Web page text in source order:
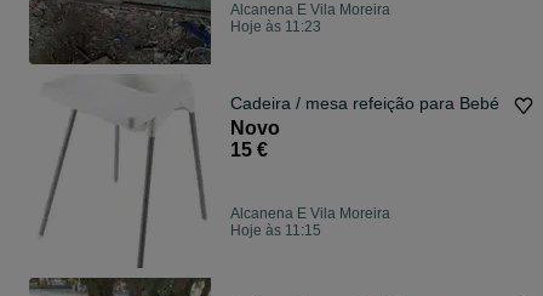
Alcanena E Vila Moreira
Hoje às 11:23
Cadeira / mesa refeição para Bebé
Novo
15 €
Alcanena E Vila Moreira
Hoje às 11:15